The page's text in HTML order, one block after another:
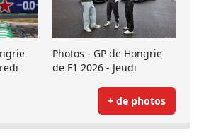
Photos - GP de Hongrie
de F1 2026 - Jeudi
+ de photos